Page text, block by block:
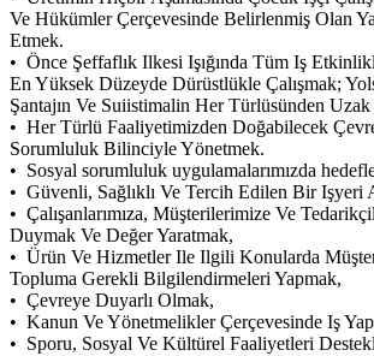
Ve Hükümler Çerçevesinde Belirlenmiş Olan
Etmek.
• Önce Şeffaflık Ilkesi Işığında Tüm Iş
En Yüksek Düzeyde Dürüstlükle Çalışmak;
Şantajın Ve Suiistimalin Her Türlüsünden
• Her Türlü Faaliyetimizden Doğabilecek
Sorumluluk Bilinciyle Yönetmek.
• Sosyal sorumluluk uygulamalarımızda
• Güvenli, Sağlıklı Ve Tercih Edilen Bir Işyeri
• Çalışanlarımıza, Müşterilerimize Ve
Duymak Ve Değer Yaratmak,
• Ürün Ve Hizmetler Ile Ilgili Konularda
Topluma Gerekli Bilgilendirmeleri Yapmak,
• Çevreye Duyarlı Olmak,
• Kanun Ve Yönetmelikler Çerçevesinde Iş
• Sporu, Sosyal Ve Kültürel Faaliyetleri